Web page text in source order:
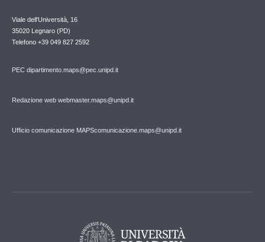
Viale dell'Università, 16
35020 Legnaro (PD)
Telefono +39 049 827 2592
PEC dipartimento.maps@pec.unipd.it
Redazione web webmaster.maps@unipd.it
Ufficio comunicazione MAPScomunicazione.maps@unipd.it